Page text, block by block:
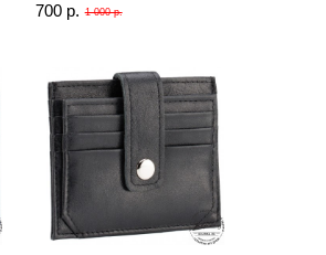
700 р. 1 000 р.